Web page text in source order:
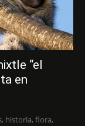
“el
en
historia, flora,